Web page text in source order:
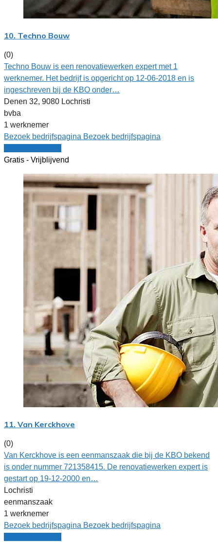
10. Techno Bouw
(0)
Techno Bouw is een renovatiewerken expert met 1
werknemer. Het bedrijf is opgericht op 12-06-2018 en is
ingeschreven bij de KBO onder…
Denen 32, 9080 Lochristi
bvba
1 werknemer
Bezoek bedrijfspagina Bezoek bedrijfspagina
Gratis - Vrijblijvend
11. Van Kerckhove
(0)
Van Kerckhove is een eenmanszaak die bij de KBO bekend
is onder nummer 721358415. De renovatiewerken expert is
gestart op 19-12-2000 en…
Lochristi
eenmanszaak
1 werknemer
Bezoek bedrijfspagina Bezoek bedrijfspagina